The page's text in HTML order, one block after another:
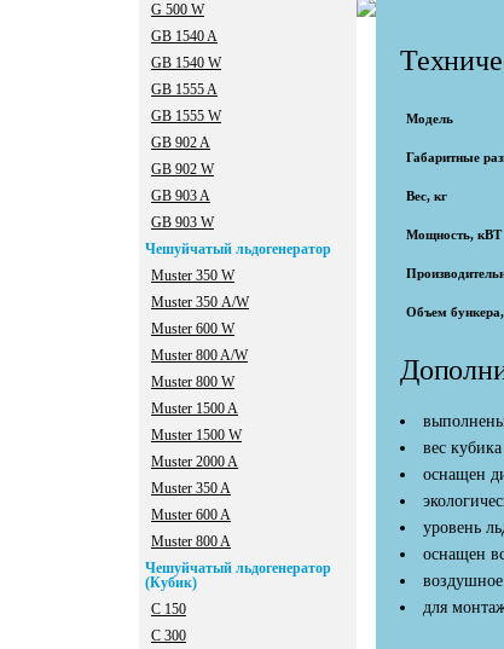
G 500 W
GB 1540 A
GB 1540 W
GB 1555 A
GB 1555 W
GB 902 A
GB 902 W
GB 903 A
GB 903 W
Чешуйчатый льдогенератор
Muster 350 W
Muster 350 А/W
Muster 600 W
Muster 800 A/W
Muster 800 W
Мuster 1500 A
Мuster 1500 W
Мuster 2000 A
Мuster 350 A
Мuster 600 A
Мuster 800 A
Чешуйчатый льдогенератор
(Кубик)
C 150
C 300
Модель
Габаритные
Вес, кг
Мощность, кВТ
Объем
вес
оснащен
уровень
оснащен
для